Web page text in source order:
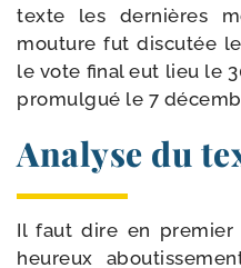
texte les der­nières
mou­ture fut dis­cu­tée
le vote final eut lieu le
pro­mul­gué le 7
Analyse du
Il faut dire en
heu­reux